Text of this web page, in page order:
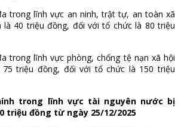
trong lĩnh vực an ninh, trật tự, an toàn xã
là 40 triệu đồng, đối với tổ chức là 80 triệu
trong lĩnh vực phòng, chống tệ nạn xã hội
triệu đồng, đối với tổ chức là 150 triệu
trong lĩnh vực tài nguyên nước bị
triệu đồng từ ngày 25/12/2025